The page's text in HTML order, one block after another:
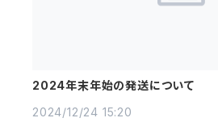
2024年末年始の発送について
2024/12/24 15:20